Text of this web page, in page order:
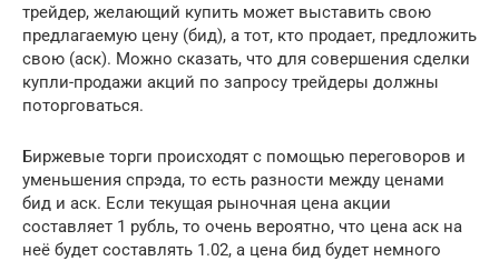
трейдер, желающий купить может выставить свою
предлагаемую цену (бид), а тот, кто продает, предложить
свою (аск). Можно сказать, что для совершения сделки
купли-продажи акций по запросу трейдеры должны
поторговаться.
Биржевые торги происходят с помощью переговоров и
уменьшения спрэда, то есть разности между ценами
бид и аск. Если текущая рыночная цена акции
составляет 1 рубль, то очень вероятно, что цена аск на
неё будет составлять 1.02, а цена бид будет немного